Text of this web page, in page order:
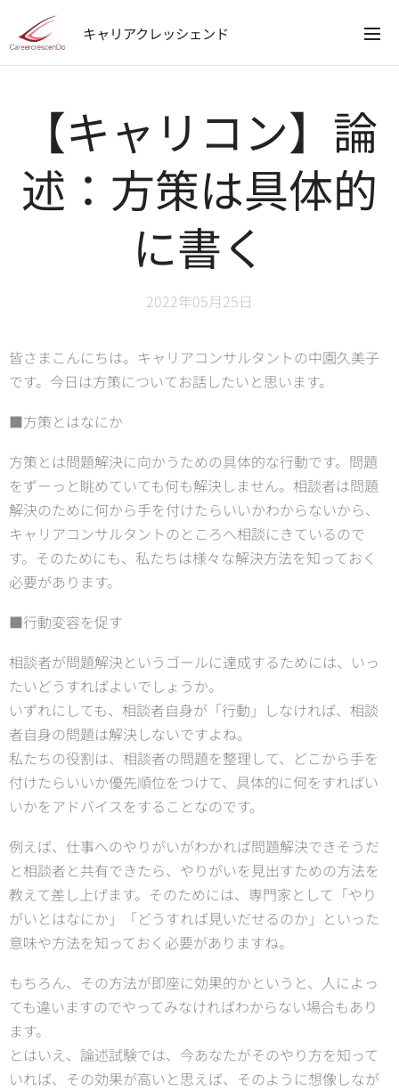
キャリアクレッシェンド
【キャリコン】論
述：方策は具体的
に書く
2022年05月25日
皆さまこんにちは。キャリアコンサルタントの中園久美子
です。今日は方策についてお話したいと思います。
■方策とはなにか
方策とは問題解決に向かうための具体的な行動です。問題
をずーっと眺めていても何も解決しません。相談者は問題
解決のために何から手を付けたらいいかわからないから、
キャリアコンサルタントのところへ相談にきているので
す。そのためにも、私たちは様々な解決方法を知っておく
必要があります。
■行動変容を促す
相談者が問題解決というゴールに達成するためには、いっ
たいどうすればよいでしょうか。
いずれにしても、相談者自身が「行動」しなければ、相談
者自身の問題は解決しないですよね。
私たちの役割は、相談者の問題を整理して、どこから手を
付けたらいいか優先順位をつけて、具体的に何をすればい
いかをアドバイスをすることなのです。
例えば、仕事へのやりがいがわかれば問題解決できそうだ
と相談者と共有できたら、やりがいを見出すための方法を
教えて差し上げます。そのためには、専門家として「やり
がいとはなにか」「どうすれば見いだせるのか」といった
意味や方法を知っておく必要がありますね。
もちろん、その方法が即座に効果的かというと、人によっ
ても違いますのでやってみなければわからない場合もあり
ます。
とはいえ、論述試験では、今あなたがそのやり方を知って
いれば、その効果が高いと思えば、そのように想像しなが